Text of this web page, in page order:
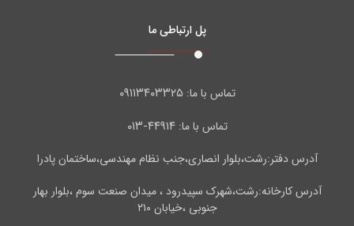
پل ارتباطی ما
تماس با ما:۰۹۱۱۳۴۰۳۳۲۵
تماس با ما: ۴۴۹۱۴-۰۱۳
آدرس دفتر:رشت،بلوار انصاری،جنب نظام مهندسی،ساختمان پادرا
آدرس کارخانه:رشت،شهرک سپیدرود ، میدان صنعت سوم ،بلوار بهار
جنوبی ،خیابان ۲۱۰